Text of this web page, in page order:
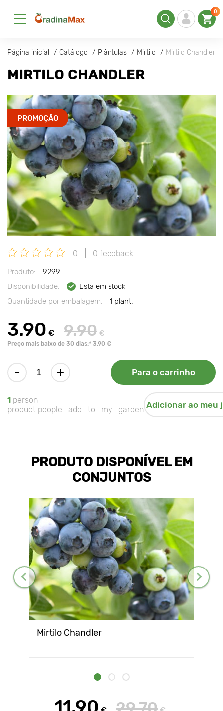
0
Página inicial Catálogo Plântulas Mirtilo Mirtilo Chandler
MIRTILO CHANDLER
PROMOÇÃO
0 0 feedback
Produto:
9299
Disponibilidade:
Está em stock
Quantidade por embalagem:
1 plant.
3.90 € 9.90 €
Preço mais baixo de 30 dias:* 3.90 €
- + Para o carrinho
1 person
product.people_add_to_my_garden Adicionar ao meu
PRODUTO DISPONÍVEL EM
CONJUNTOS
Mirtilo Chandler
11.90